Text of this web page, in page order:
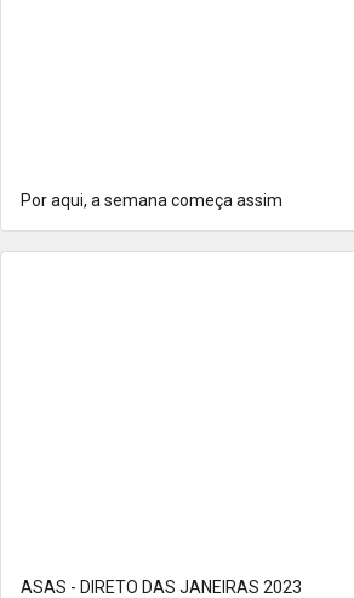
Por aqui, a semana começa assim
ASAS - DIRETO DAS JANEIRAS 2023